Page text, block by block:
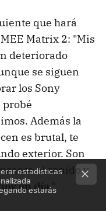
que hará
Matrix 2: "Mis
deteriorado
se siguen
los Sony
probé
Además la
es brutal, te
exterior. Son
el sonido y
en día."
estadísticas
estarás